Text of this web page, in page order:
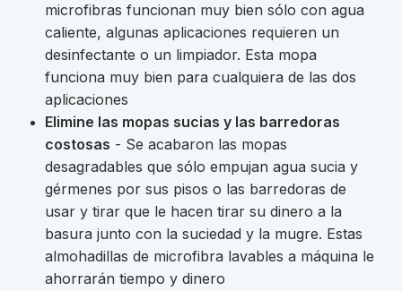
microfibras funcionan muy bien sólo con agua
caliente, algunas aplicaciones requieren un
desinfectante o un limpiador. Esta mopa
funciona muy bien para cualquiera de las dos
aplicaciones
Elimine las mopas sucias y las barredoras
costosas - Se acabaron las mopas
desagradables que sólo empujan agua sucia y
gérmenes por sus pisos o las barredoras de
usar y tirar que le hacen tirar su dinero a la
basura junto con la suciedad y la mugre. Estas
almohadillas de microfibra lavables a máquina le
ahorrarán tiempo y dinero